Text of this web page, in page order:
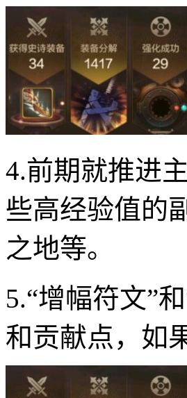
4.前期就推进
些高经验值的
之地等。
5.“增幅符文”
和贡献点，如